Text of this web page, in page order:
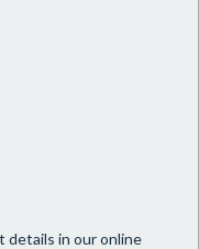
details in our online